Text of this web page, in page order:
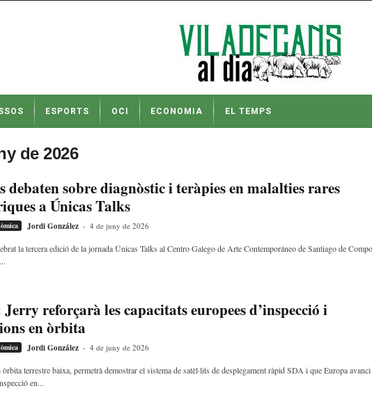
ESPORTS OCI ECONOMIA EL TEMPS
de 2026
debaten sobre diagnòstic i teràpies en malalties rares
a Únicas Talks
Jordi González - 4 de juny de 2026
la tercera edició de la jornada Únicas Talks al Centro Galego de Arte Contemporáneo de Santiago de
reforçarà les capacitats europees d’inspecció i
en òrbita
Jordi González - 4 de juny de 2026
terrestre baixa, permetrà demostrar el sistema de satèl·lits de desplegament ràpid SDA i que Europa avanci
en...